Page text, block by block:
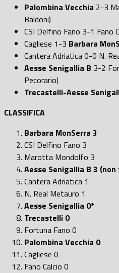
Palombina Vecchia 2-3
Baldoni)
CSI Delfino Fano 3-1 Fano
Cagliese 1-3 Barbara
Cantera Adriatica 0-0 N.
Aesse Senigallia B 3-2
Pecorario)
Trecastelli-Aesse
CLASSIFICA
Barbara MonSerra 3
CSI Delfino Fano 3
Marotta Mondolfo 3
Aesse Senigallia B 3
Cantera Adriatica 1
N. Real Metauro 1
Aesse Senigallia 0*
Trecastelli 0
Fortuna Fano 0
Palombina Vecchia 0
Cagliese 0
Fano Calcio 0